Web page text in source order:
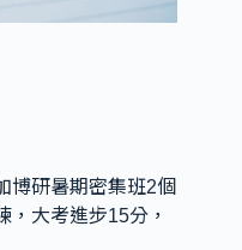
博研暑期密集班2個
，大考進步15分，